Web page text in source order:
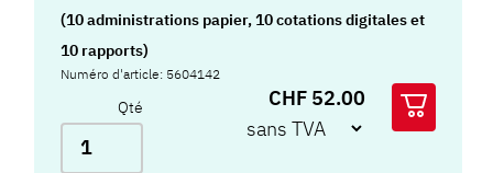
(10 administrations papier, 10 cotations digitales et
10 rapports)
Numéro d'article: 5604142
Qté CHF 52.00